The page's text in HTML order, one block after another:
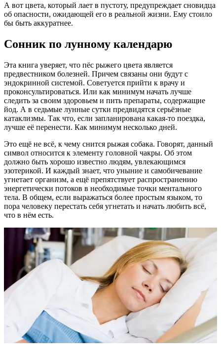
А вот цвета, который лает в пустоту, предупреждает сновидца
об опасности, ожидающей его в реальной жизни. Ему стоило
бы быть аккуратнее.
Сонник по лунному календарю
Эта книга уверяет, что пёс рыжего цвета является
предвестником болезней. Причем связаны они будут с
эндокринной системой. Советуется прийти к врачу и
проконсультироваться. Или как минимум начать лучше
следить за своим здоровьем и пить препараты, содержащие
йод. А в седьмые лунные сутки предвидятся серьёзные
катаклизмы. Так что, если запланирована какая-то поездка,
лучше её перенести. Как минимум несколько дней.
Это ещё не всё, к чему снится рыжая собака. Говорят, данный
символ относится к элементу головной чакры. Об этом
должно быть хорошо известно людям, увлекающимся
эзотерикой. И каждый знает, что уныние и самобичевание
угнетает организм, а ещё препятствует распространению
энергетически потоков в необходимые точки ментального
тела. В общем, если выражаться более простым языком, то
пора человеку перестать себя угнетать и начать любить всё,
что в нём есть.